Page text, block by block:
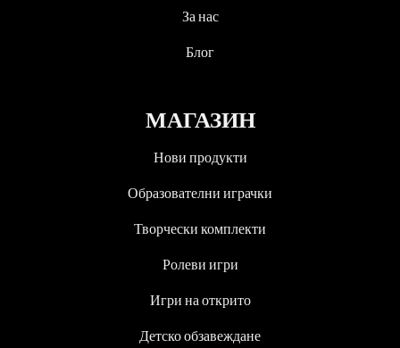
За нас
Блог
МАГАЗИН
Нови продукти
Образователни играчки
Творчески комплекти
Ролеви игри
Игри на открито
Детско обзавеждане